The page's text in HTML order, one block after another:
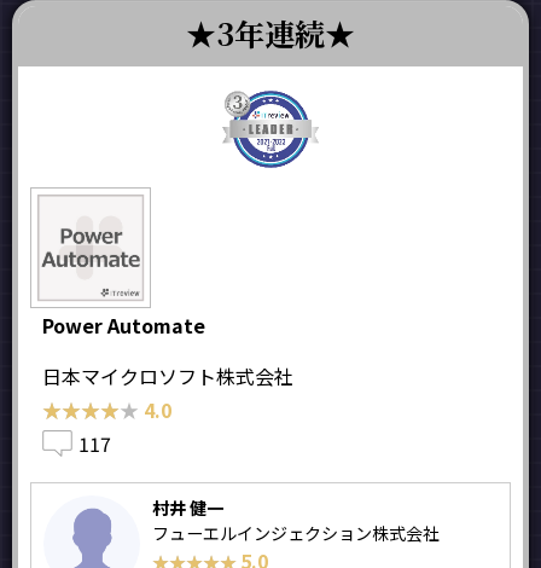
3年連続
Power Automate
日本マイクロソフト株式会社
★★★★★
★★★★★ 4.0
117
村井 健一
フューエルインジェクション株式会社
★★★★★
★★★★★ 5.0